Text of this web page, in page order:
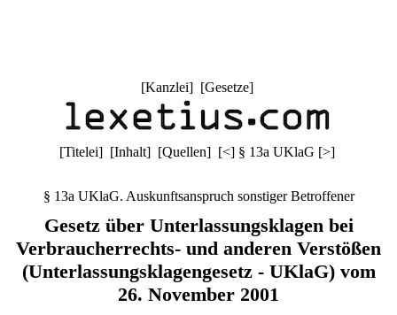
[Kanzlei] [Gesetze]
[Titelei] [Inhalt] [Quellen] [<] § 13a UKlaG [>]
§ 13a UKlaG. Auskunftsanspruch sonstiger Betroffener
Gesetz über Unterlassungsklagen bei
Verbraucherrechts- und anderen Verstößen
(Unterlassungsklagengesetz - UKlaG) vom
26. November 2001